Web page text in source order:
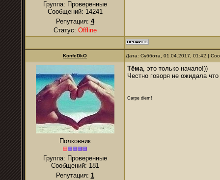
Группа: Проверенные
Сообщений: 14241
Репутация: 4
Статус: Offline
KonfeDkO Дата: Суббота, 01.04.2017, 01:42 |
Полковник
Группа: Проверенные
Сообщений: 181
Репутация: 1
Тёма, это только начало!))
Честно говоря не ожидала что
Carpe diem!